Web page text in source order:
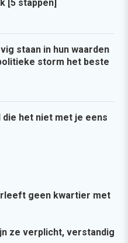
[5 stappen]
staan in hun waarden
storm het beste
die het niet met je eens
geen kwartier met
ze verplicht, verstandig